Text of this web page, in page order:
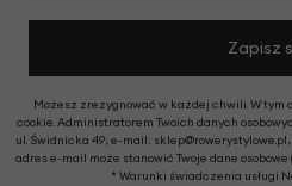
Zapisz
Możesz zrezygnować w każdej chwili. W tym
cookie. Administratorem Twoich danych
ul. Świdnicka 49; e-mail:
adres e-mail może stanowić Twoje dane
* Warunki świadczenia usługi